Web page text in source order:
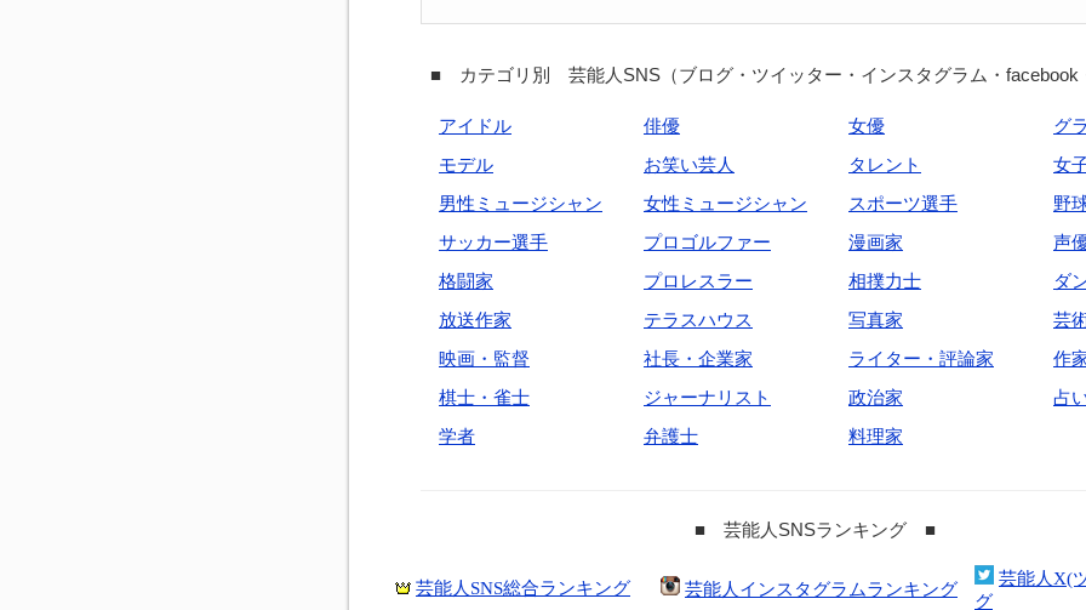
■ カテゴリ別 芸能人SNS（ブログ・ツイッター・インスタグラム・
アイドル 俳優 女優
グ
モデル
お笑い芸人 タレント
女
男性ミュージシャン
女性ミュージシャン スポーツ選手
野
サッカー選手
プロゴルファー 漫画家
声
格闘家
プロレスラー 相撲力士
ダ
放送作家
テラスハウス 写真家
芸
映画・監督
社長・企業家 ライター・評論家
作
棋士・雀士
ジャーナリスト 政治家
占
学者
弁護士 料理家
■ 芸能人SNSランキング ■
芸能人SNS総合ランキング 芸能人インスタグラムランキング
芸能人X(
グ